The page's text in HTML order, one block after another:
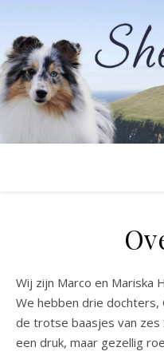
Wij zijn Marco en
We hebben drie dochters,
de trotse baasjes van zes
een druk, maar gezellig